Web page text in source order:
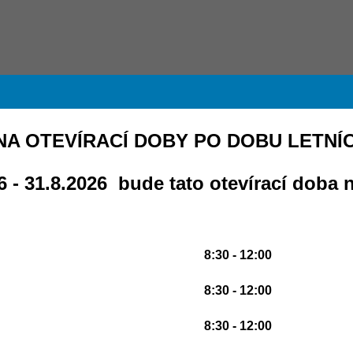
OTEVÍRACÍ DOBY PO DOBU
- 31.8.2026 bude tato otevírací doba
8:30 - 12:00
8:30 - 12:00
8:30 - 12:00